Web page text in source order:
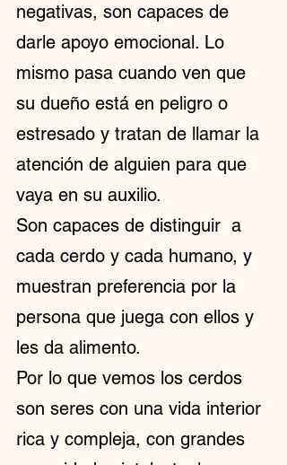
negativas, son capaces de
darle apoyo emocional. Lo
mismo pasa cuando ven que
su dueño está en peligro o
estresado y tratan de llamar la
atención de alguien para que
vaya en su auxilio.
Son capaces de distinguir  a
cada cerdo y cada humano, y
muestran preferencia por la
persona que juega con ellos y
les da alimento.
Por lo que vemos los cerdos
son seres con una vida interior
rica y compleja, con grandes